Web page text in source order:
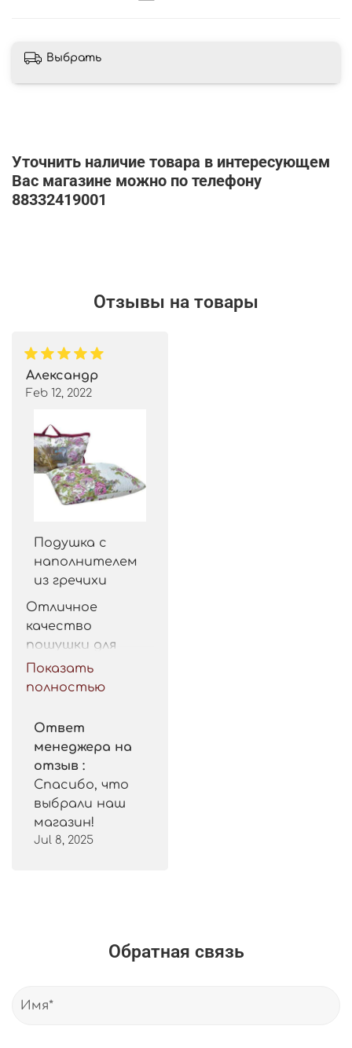
Выбрать
Уточнить наличие товара в интересующем
Вас магазине можно по телефону
88332419001
Отзывы на товары
Александр
Feb 12, 2022
Подушка с
наполнителем
из гречихи
Отличное
качество
пошушки для
такой цены.
Рекомендую.
Показать
полностью
Ответ
менеджера на
отзыв :
Спасибо, что
выбрали наш
магазин!
Jul 8, 2025
Обратная связь